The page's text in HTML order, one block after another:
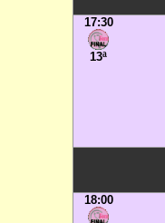
17:30
13ª
18:00